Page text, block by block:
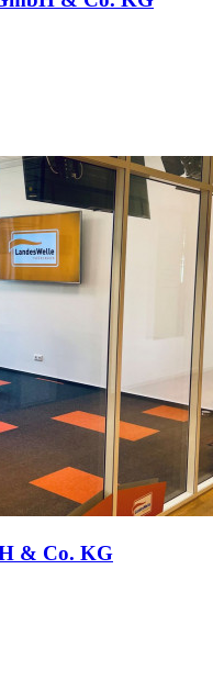
& Co. KG